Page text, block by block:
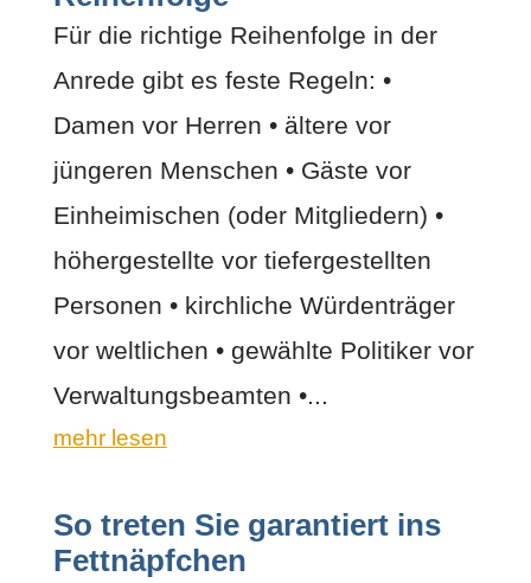
Für die richtige Reihenfolge in der
Anrede gibt es feste Regeln: •
Damen vor Herren • ältere vor
jüngeren Menschen • Gäste vor
Einheimischen (oder Mitgliedern) •
höhergestellte vor tiefergestellten
Personen • kirchliche Würdenträger
vor weltlichen • gewählte Politiker vor
Verwaltungsbeamten •...
mehr lesen
So treten Sie garantiert ins
Fettnäpfchen